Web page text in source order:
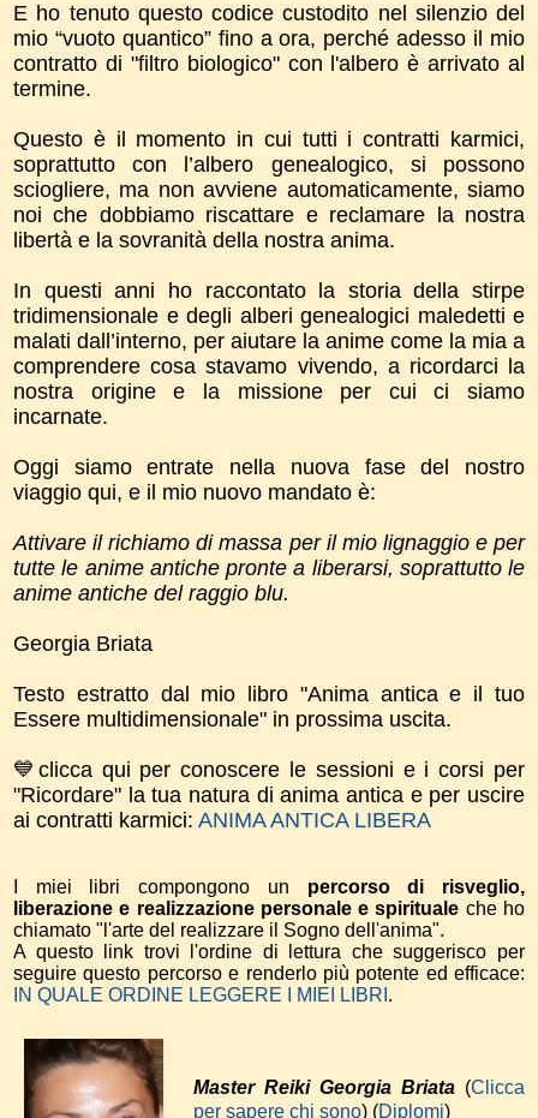
E ho tenuto questo codice custodito nel silenzio del
mio “vuoto quantico” fino a ora, perché adesso il mio
contratto di "filtro biologico" con l'albero è arrivato al
termine.
Questo è il momento in cui tutti i contratti karmici,
soprattutto con l’albero genealogico, si possono
sciogliere, ma non avviene automaticamente, siamo
noi che dobbiamo riscattare e reclamare la nostra
libertà e la sovranità della nostra anima.
In questi anni ho raccontato la storia della stirpe
tridimensionale e degli alberi genealogici maledetti e
malati dall’interno, per aiutare la anime come la mia a
comprendere cosa stavamo vivendo, a ricordarci la
nostra origine e la missione per cui ci siamo
incarnate.
Oggi siamo entrate nella nuova fase del nostro
viaggio qui, e il mio nuovo mandato è:
Attivare il richiamo di massa per il mio lignaggio e per
tutte le anime antiche pronte a liberarsi, soprattutto le
anime antiche del raggio blu.
Georgia Briata
Testo estratto dal mio libro "Anima antica e il tuo
Essere multidimensionale" in prossima uscita.
💙clicca qui per conoscere le sessioni e i corsi per
"Ricordare" la tua natura di anima antica e per uscire
ai contratti karmici: ANIMA ANTICA LIBERA
I miei libri compongono un percorso di risveglio,
liberazione e realizzazione personale e spirituale che ho
chiamato "l'arte del realizzare il Sogno dell'anima".
A questo link trovi l'ordine di lettura che suggerisco per
seguire questo percorso e renderlo più potente ed efficace:
IN QUALE ORDINE LEGGERE I MIEI LIBRI .
Master Reiki Georgia Briata(Clicca
per sapere chi sono) (Diplomi)